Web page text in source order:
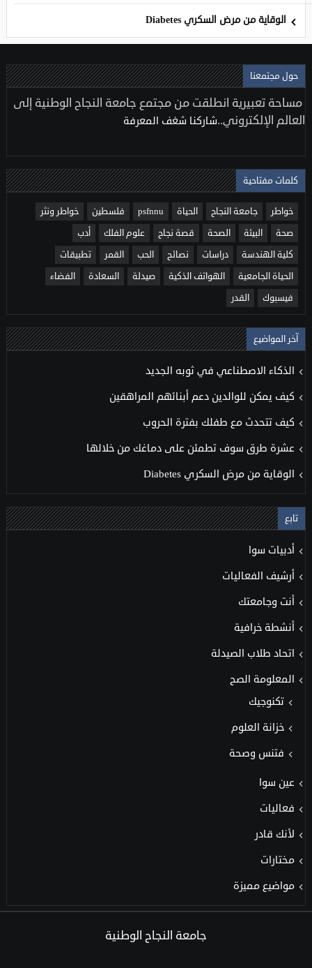
الوقاية من مرض السكري Diabetes
حول مجتمعنا
مساحة تعبيرية انطلقت من مجتمع جامعة النجاح الوطنية إلى
العالم الإلكتروني..شاركنا شغف المعرفة
كلمات مفتاحية
خواطر جامعة النجاح الحياة psfnnu فلسطين
خواطر ونثر
صحة
البيئة الصحة قصة نجاح علوم الفلك
أدب
كلية الهندسة
دراسات نصائح الحب القمر
تطبيقات
الحياة الجامعية
الهواتف الذكية صيدلة السعادة
الفضاء
فيسبوك
القدر
آخر المواضيع
الذكاء الاصطناعي في ثوبه الجديد
كيف يمكن للوالدين دعم أبنائهم المراهقين
كيف تتحدث مع طفلك بفترة الحروب
عشرة طرق سوف تطمئن على دماغك من خلالها
الوقاية من مرض السكري Diabetes
تابع
أدبيات سوا
أرشيف الفعاليات
أنت وجامعتك
أنشطة خرافية
اتحاد طلاب الصيدلة
المعلومة الصح
تكنوجيك
خزانة العلوم
فتنس وصحة
عين سوا
فعاليات
لأنك قادر
مختارات
مواضيع مميزة
جامعة النجاح الوطنية